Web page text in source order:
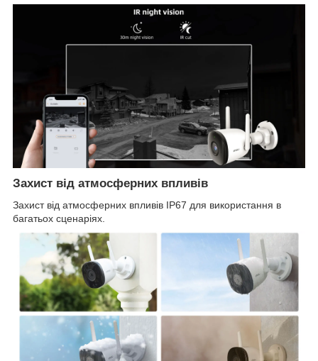
Захист від атмосферних впливів
Захист від атмосферних впливів IP67 для використання в
багатьох сценаріях.